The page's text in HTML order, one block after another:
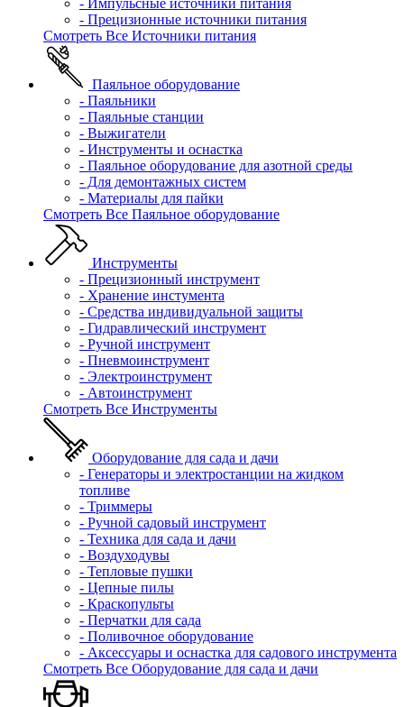
- Импульсные источники питания
- Прецизионные источники питания
Смотреть Все Источники питания
Паяльное оборудование
- Паяльники
- Паяльные станции
- Выжигатели
- Инструменты и оснастка
- Паяльное оборудование для азотной среды
- Для демонтажных систем
- Материалы для пайки
Смотреть Все Паяльное оборудование
Инструменты
- Прецизионный инструмент
- Хранение инстумента
- Средства индивидуальной защиты
- Гидравлический инструмент
- Ручной инструмент
- Пневмоинструмент
- Электроинструмент
- Автоинструмент
Смотреть Все Инструменты
Оборудование для сада и дачи
- Генераторы и электростанции на жидком
топливе
- Триммеры
- Ручной садовый инструмент
- Техника для сада и дачи
- Воздуходувы
- Тепловые пушки
- Цепные пилы
- Краскопульты
- Перчатки для сада
- Поливочное оборудование
- Аксессуары и оснастка для садового инструмента
Смотреть Все Оборудование для сада и дачи